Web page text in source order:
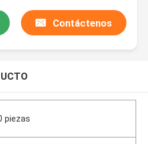
Contáctenos
piezas